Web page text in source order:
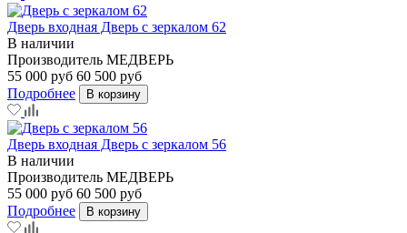
Дверь входная Дверь с зеркалом 62
В наличии
Производитель МЕДВЕРЬ
55 000 руб 60 500 руб
Подробнее
В корзину
Дверь входная Дверь с зеркалом 56
В наличии
Производитель МЕДВЕРЬ
55 000 руб 60 500 руб
Подробнее
В корзину